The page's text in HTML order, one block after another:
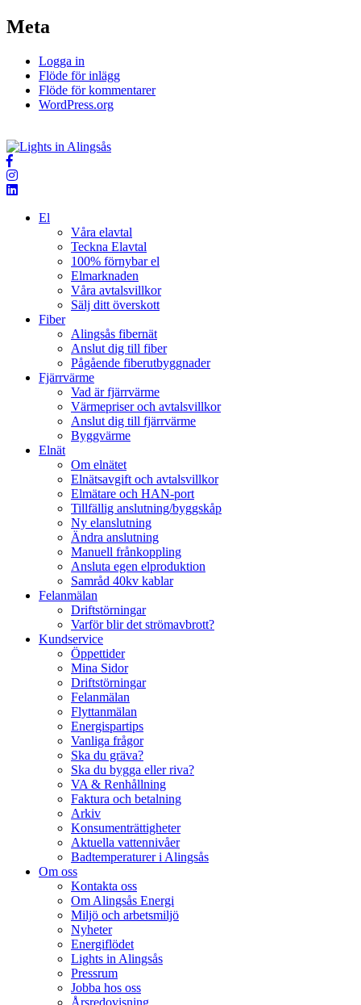
Meta
Logga in
Flöde för inlägg
Flöde för kommentarer
WordPress.org
El
Våra elavtal
Teckna Elavtal
100% förnybar el
Elmarknaden
Våra avtalsvillkor
Sälj ditt överskott
Fiber
Alingsås fibernät
Anslut dig till fiber
Pågående fiberutbyggnader
Fjärrvärme
Vad är fjärrvärme
Värmepriser och avtalsvillkor
Anslut dig till fjärrvärme
Byggvärme
Elnät
Om elnätet
Elnätsavgift och avtalsvillkor
Elmätare och HAN-port
Tillfällig anslutning/byggskåp
Ny elanslutning
Ändra anslutning
Manuell frånkoppling
Ansluta egen elproduktion
Samråd 40kv kablar
Felanmälan
Driftstörningar
Varför blir det strömavbrott?
Kundservice
Öppettider
Mina Sidor
Driftstörningar
Felanmälan
Flyttanmälan
Energispartips
Vanliga frågor
Ska du gräva?
Ska du bygga eller riva?
VA & Renhållning
Faktura och betalning
Arkiv
Konsumenträttigheter
Aktuella vattennivåer
Badtemperaturer i Alingsås
Om oss
Kontakta oss
Om Alingsås Energi
Miljö och arbetsmiljö
Nyheter
Energiflödet
Lights in Alingsås
Pressrum
Jobba hos oss
Årsredovisning